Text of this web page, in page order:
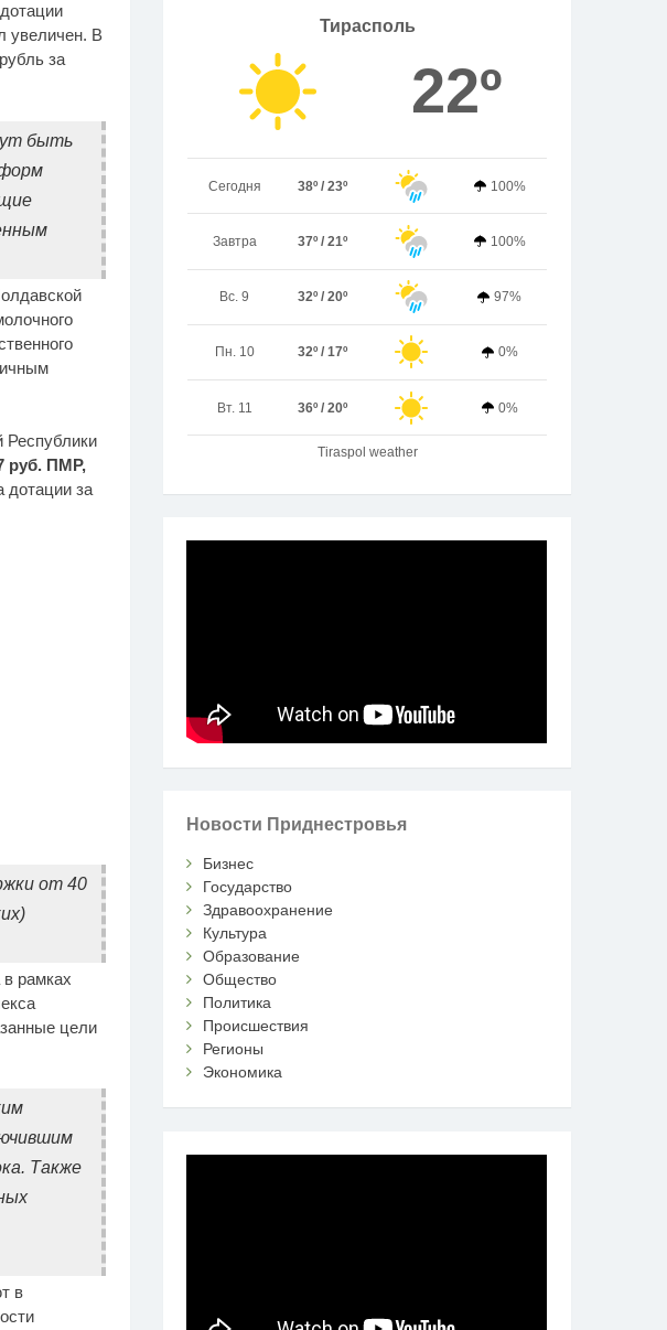
увеличен. В
за
быть
Республики
руб. ПМР,
дотации за
от 40
рамках
цели
Также
в
Тирасполь
22º
Сегодня 38º / 23º 100%
Завтра 37º / 21º 100%
Вс. 9 32º / 20º 97%
Пн. 10 32º / 17º 0%
Вт. 11 36º / 20º 0%
Tiraspol weather
Новости Приднестровья
Бизнес
Государство
Здравоохранение
Культура
Образование
Общество
Политика
Происшествия
Регионы
Экономика